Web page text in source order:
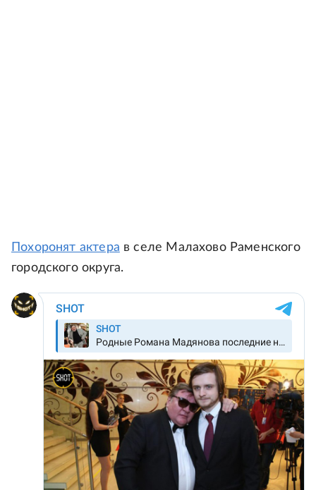
Похоронят актера в селе Малахово Раменского
городского округа.